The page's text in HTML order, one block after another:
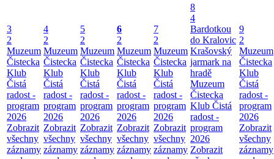
3
2
Muzeum
Čistecka
Klub
Čistá
radost -
program
2026
Zobrazit
všechny
záznamy
4
2
Muzeum
Čistecka
Klub
Čistá
radost -
program
2026
Zobrazit
všechny
záznamy
5
2
Muzeum
Čistecka
Klub
Čistá
radost -
program
2026
Zobrazit
všechny
záznamy
6
2
Muzeum
Čistecka
Klub
Čistá
radost -
program
2026
Zobrazit
všechny
záznamy
7
2
Muzeum
Čistecka
Klub
Čistá
radost -
program
2026
Zobrazit
všechny
záznamy
8
4
Bardotkou
do Kralovic
Krašovský
jarmark na
hradě
Muzeum
Čistecka
Klub Čistá
radost -
program
2026
Zobrazit
9
2
Muzeum
Čistecka
Klub
Čistá
radost -
program
2026
Zobrazit
všechny
záznamy